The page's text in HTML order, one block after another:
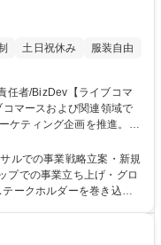
土日祝休み 服装自由
ケティング企画を推進。市
担い、事業スケールを牽引
推進、戦略実行状況のモ
ォームとの提携交渉、共
ライアンス戦略・組織構
ルでの事業戦略立案・新規
プでの事業立ち上げ・グロ
ークホルダーを巻き込む
験 ■CxOや事業責任者レ